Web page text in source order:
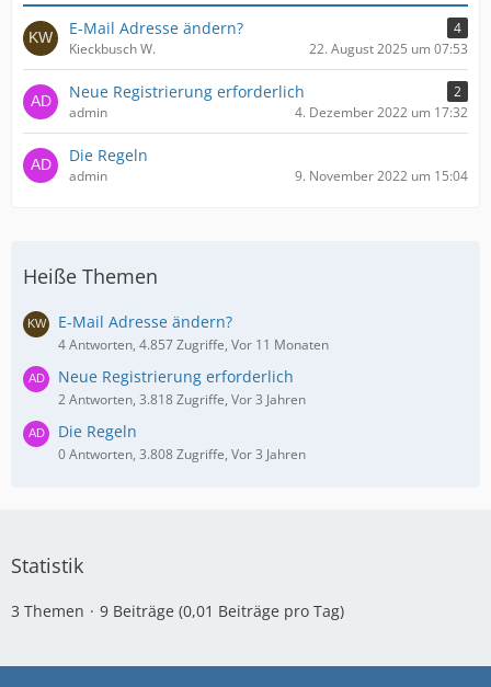
E-Mail Adresse ändern?
4
Kieckbusch W.
22. August 2025 um 07:53
Neue Registrierung erforderlich
2
admin
4. Dezember 2022 um 17:32
Die Regeln
admin 9. November 2022 um 15:04
Heiße Themen
E-Mail Adresse ändern?
4 Antworten, 4.857 Zugriffe, Vor 11 Monaten
Neue Registrierung erforderlich
2 Antworten, 3.818 Zugriffe, Vor 3 Jahren
Die Regeln
0 Antworten, 3.808 Zugriffe, Vor 3 Jahren
Statistik
3 Themen 9 Beiträge (0,01 Beiträge pro Tag)